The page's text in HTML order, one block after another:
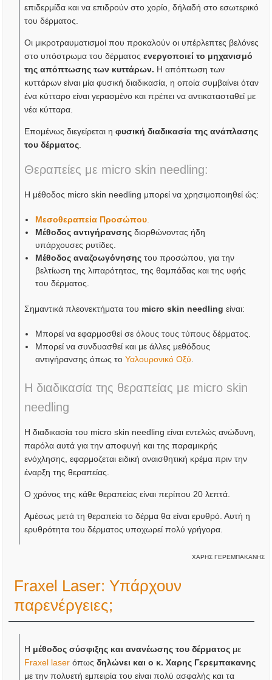
επιδερμίδα και να επιδρούν στο χορίο, δήλαδή στο εσωτερικό
του δέρματος.
Οι μικροτραυματισμοί που προκαλούν οι υπέρλεπτες βελόνες
στο υπόστρωμα του δέρματοςενεργοποιεί το μηχανισμό
της απόπτωσης των κυττάρων. Η απόπτωση των
κυττάρων είναι μία φυσική διαδικασία, η οποία συμβαίνει όταν
ένα κύτταρο είναι γερασμένο και πρέπει να αντικατασταθεί με
νέα κύτταρα.
Επομένως διεγείρεται ηφυσική διαδικασία της ανάπλασης
του δέρματος.
Θεραπείες με micro skin needling:
Η μέθοδος micro skin needling μπορεί να χρησιμοποιηθεί ώς:
Μεσοθεραπεία Προσώπου.
Μέθοδος αντιγήρανσης διορθώνοντας ήδη
υπάρχουσες ρυτίδες.
Μέθοδος αναζοωγόνησης του προσώπου, για την
βελτίωση της λιπαρότητας, της θαμπάδας και της υφής
του δέρματος.
Σημαντικά πλεονεκτήματα του micro skin needling είναι:
Μπορεί να εφαρμοσθεί σε όλους τους τύπους δέρματος.
Μπορεί να συνδυασθεί και με άλλες μεθόδους
αντιγήρανσης όπως τοΥαλουρονικό Οξύ.
Η διαδικασία της θεραπείας με micro skin
needling
Η διαδικασία του micro skin needling είναι εντελώς ανώδυνη,
παρόλα αυτά για την αποφυγή και της παραμικρής
ενόχλησης, εφαρμοζεται ειδική αναισθητική κρέμα πριν την
έναρξη της θεραπείας.
Ο χρόνος της κάθε θεραπείας είναι περίπου 20 λεπτά.
Αμέσως μετά τη θεραπεία το δέρμα θα είναι ερυθρό. Αυτή η
ερυθρότητα του δέρματος υποχωρεί πολύ γρήγορα.
ΧΑΡΗΣ ΓΕΡΕΜΠΑΚΑΝΗΣ
Fraxel Laser: Υπάρχουν
παρενέργειες;
Η μέθοδος σύσφιξης και ανανέωσης του δέρματος με
Fraxel laser όπωςδηλώνει και ο κ. Χαρης Γερεμπακανης
με την πολυετή εμπειρία του είναι πολύ ασφαλής και τα